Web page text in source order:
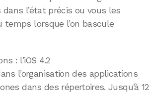
l’état précis ou vous les
lorsque l’on bascule
: l’iOS 4.2
l’organisation des applications
dans des répertoires. Jusqu’à 12